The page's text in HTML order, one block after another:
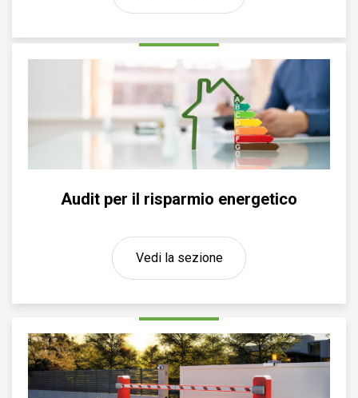
Audit per il risparmio energetico
Vedi la sezione